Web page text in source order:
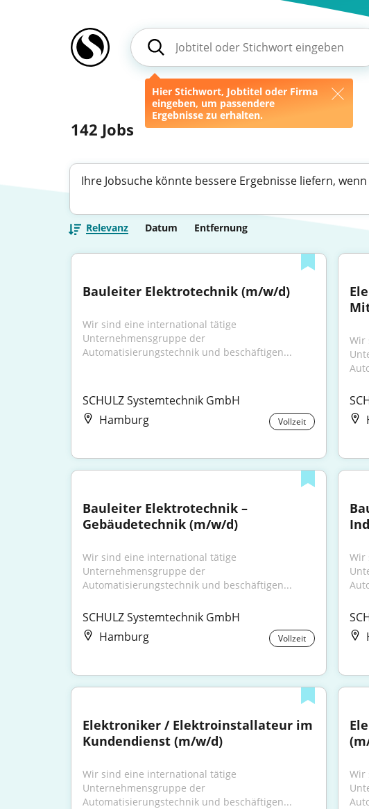
Hier Stichwort, Jobtitel oder Firma
eingeben, um passendere
Ergebnisse zu erhalten.
142 Jobs
Ihre Jobsuche könnte bessere Ergebnisse liefern,
Relevanz Datum Entfernung
Bauleiter Elektrotechnik (m/w/d)
Wir sind eine international tätige
Unternehmensgruppe der
Automatisierungstechnik und beschäftigen...
SCHULZ Systemtechnik GmbH
Hamburg
Vollzeit
Wir
Bauleiter Elektrotechnik –
Gebäudetechnik (m/w/d)
Wir sind eine international tätige
Unternehmensgruppe der
Automatisierungstechnik und beschäftigen...
SCHULZ Systemtechnik GmbH
Hamburg
Vollzeit
Wir
Elektroniker / Elektroinstallateur im
Kundendienst (m/w/d)
Wir sind eine international tätige
Unternehmensgruppe der
Automatisierungstechnik und beschäftigen...
Wir